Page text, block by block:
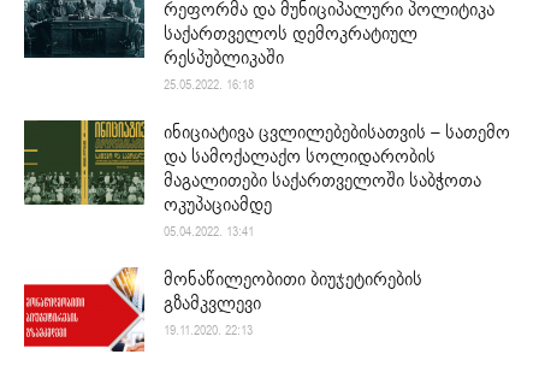
რეფორმა და მუნიციპალური პოლიტიკა
საქართველოს დემოკრატიულ
რესპუბლიკაში
25.05.2022. 16:18
ინიციატივა ცვლილებებისათვის – სათემო
და სამოქალაქო სოლიდარობის
მაგალითები საქართველოში საბჭოთა
ოკუპაციამდე
05.04.2022. 13:41
მონაწილეობითი ბიუჯეტირების
გზამკვლევი
19.11.2020. 22:13